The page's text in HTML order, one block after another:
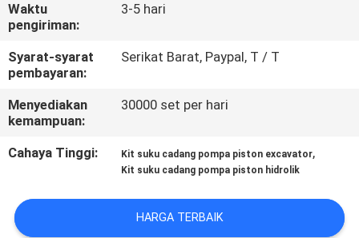
KASUS
SITEMAP
PRIVACY
POLICY
Waktu
pengiriman:
3-5 hari
Syarat-syarat
pembayaran:
Serikat Barat, Paypal, T / T
Menyediakan
kemampuan:
30000 set per hari
Cahaya Tinggi: Kit suku cadang pompa piston excavator,
Kit suku cadang pompa piston hidrolik
HARGA TERBAIK